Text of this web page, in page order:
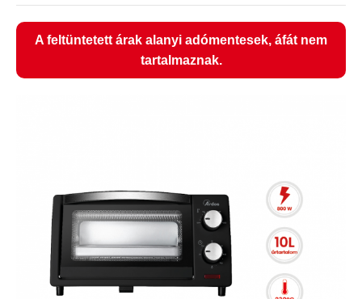
A feltüntetett árak alanyi adómentesek, áfát nem
tartalmaznak.